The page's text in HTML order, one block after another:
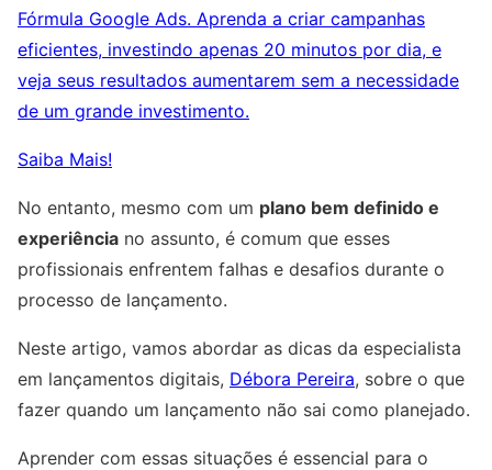
Fórmula Google Ads. Aprenda a criar campanhas
eficientes, investindo apenas 20 minutos por dia, e
veja seus resultados aumentarem sem a necessidade
de um grande investimento.
Saiba Mais!
No entanto, mesmo com um plano bem definido e
experiência no assunto, é comum que esses
profissionais enfrentem falhas e desafios durante o
processo de lançamento.
Neste artigo, vamos abordar as dicas da especialista
em lançamentos digitais, Débora Pereira, sobre o que
fazer quando um lançamento não sai como planejado.
Aprender com essas situações é essencial para o